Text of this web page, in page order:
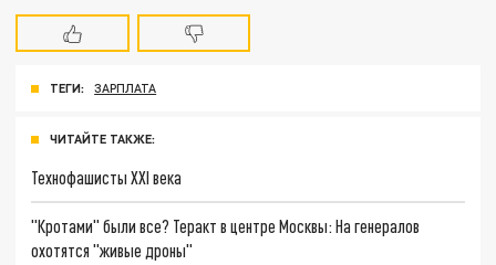
ТЕГИ: ЗАРПЛАТА
ЧИТАЙТЕ ТАКЖЕ:
Технофашисты XXI века
"Кротами" были все? Теракт в центре Москвы: На генералов
охотятся "живые дроны"